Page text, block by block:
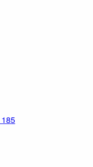
185